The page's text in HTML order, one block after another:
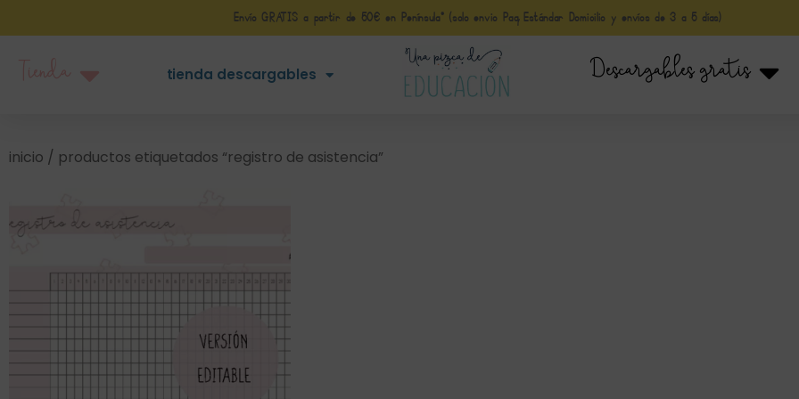
Envío GRATIS a partir de 50€ en Península* (solo envio Paq Estándar Domicilio y envíos de 3 a 5 días)
tienda descargables Descargables gratis
inicio / productos etiquetados “registro de asistencia”